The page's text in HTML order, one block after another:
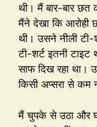
थी। मैं बार-बार
मैंने देखा कि आरोही
थी। उसने नीली टी-
टी-शर्ट इतनी
साफ दिख रहा था।
किसी अप्सरा से कम
मैं चुपके से उठा और